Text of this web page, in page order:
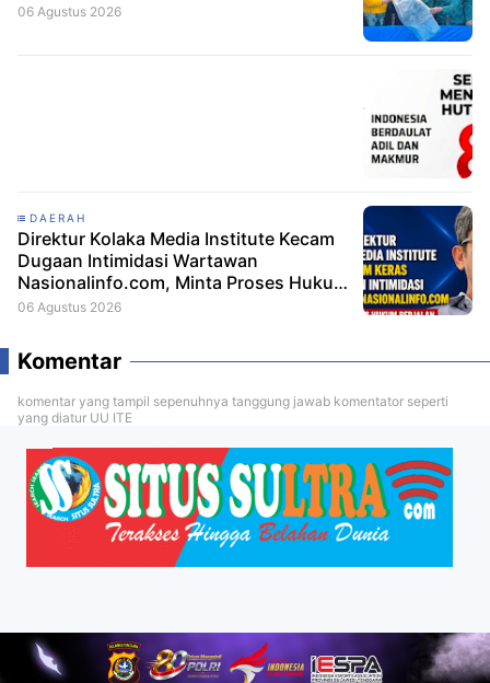
06 Agustus 2026
DAERAH
Direktur Kolaka Media Institute Kecam
Dugaan Intimidasi Wartawan
Nasionalinfo.com, Minta Proses Hukum
Berjalan
06 Agustus 2026
Komentar
komentar yang tampil sepenuhnya tanggung jawab komentator seperti
yang diatur UU ITE